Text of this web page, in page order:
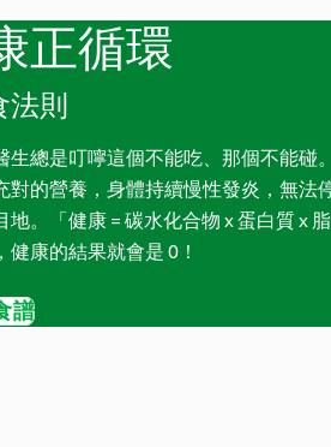
正循環
則
生總是叮嚀這個不能吃、那個不能碰
對的營養，身體持續慢性發炎，無法
地。「健康 = 碳水化合物 x 蛋白質 x
康的結果就會是 0！
譜